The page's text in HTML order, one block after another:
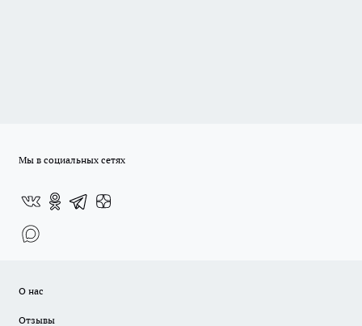
Мы в социальных сетях
О нас
Отзывы